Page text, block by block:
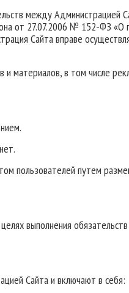
между Администрацией
от 27.07.2006 № 152-ФЗ «О
Сайта вправе
материалов, в том числе
пользователей путем
выполнения
Сайта и включают в себя: